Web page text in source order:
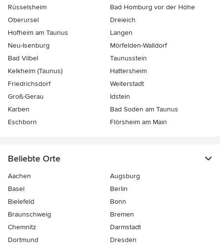
Rüsselsheim
Bad Homburg vor der Höhe
Oberursel
Dreieich
Hofheim am Taunus
Langen
Neu-Isenburg
Mörfelden-Walldorf
Bad Vilbel
Taunusstein
Kelkheim (Taunus)
Hattersheim
Friedrichsdorf
Weiterstadt
Groß-Gerau
Idstein
Karben
Bad Soden am Taunus
Eschborn
Flörsheim am Main
Beliebte Orte
Aachen
Augsburg
Basel
Berlin
Bielefeld
Bonn
Braunschweig
Bremen
Chemnitz
Darmstadt
Dortmund
Dresden